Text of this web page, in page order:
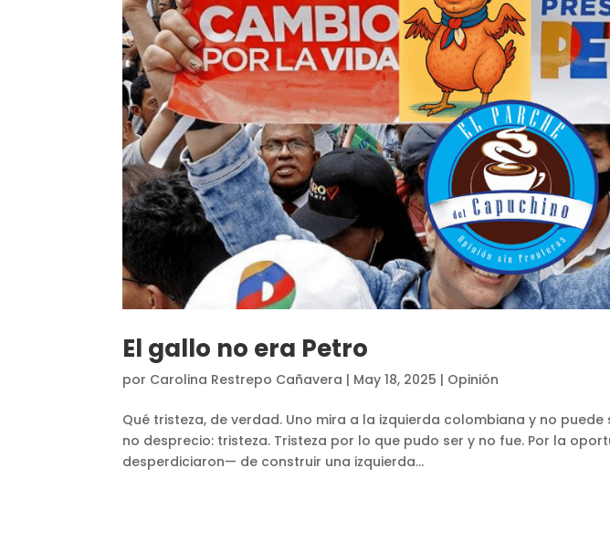
El gallo no era Petro
por Carolina Restrepo Cañavera | May 18, 2025 | Opinión
Qué tristeza, de verdad. Uno mira a la izquierda colombiana y no
no desprecio: tristeza. Tristeza por lo que pudo ser y no fue. Por la
desperdiciaron— de construir una izquierda...